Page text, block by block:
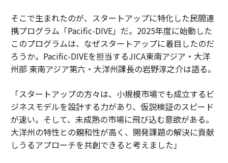
そこで生まれたのが、スタートアップに特化した民間連
携プログラム「Pacific-DIVE」だ。2025年度に始動した
このプログラムは、なぜスタートアップに着目したのだ
ろうか。Pacific-DIVEを担当するJICA東南アジア・大洋
州部 東南アジア第六・大洋州課長の岩野淳之介は語る。
「スタートアップの方々は、小規模市場でも成立するビ
ジネスモデルを設計する力があり、仮説検証のスピード
が速い。そして、未成熟の市場に飛び込む意欲がある。
大洋州の特性との親和性が高く、開発課題の解決に貢献
しうるアプローチを共創できると考えました」